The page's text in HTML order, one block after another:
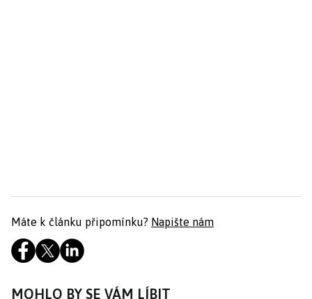
Máte k článku připomínku? Napište nám
MOHLO BY SE VÁM LÍBIT